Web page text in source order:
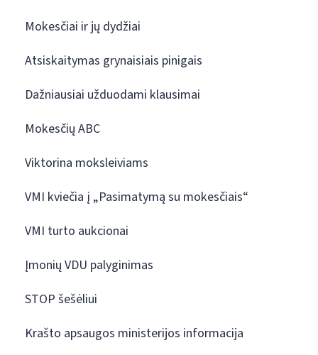
Mokesčiai ir jų dydžiai
Atsiskaitymas grynaisiais pinigais
Dažniausiai užduodami klausimai
Mokesčių ABC
Viktorina moksleiviams
VMI kviečia į „Pasimatymą su mokesčiais“
VMI turto aukcionai
Įmonių VDU palyginimas
STOP šešėliui
Krašto apsaugos ministerijos informacija